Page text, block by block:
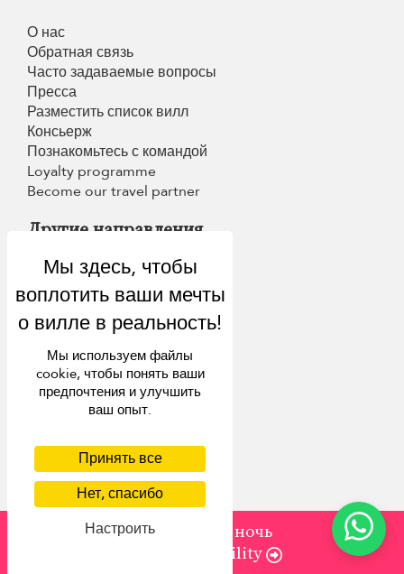
от232 USD
/ ночь
Check Availability
О нас
Обратная связь
Часто задаваемые вопросы
Пресса
Разместить список вилл
Консьерж
Познакомьтесь с командой
Loyalty programme
Become our travel partner
Другие направления
Виллы на Бали (Индонезия)
Виллы на Пхукете (Тайланд)
Виллы на Шри-Ланке
Виллы на Маврикии
Италия
Сент-Бартс
Villa Finder
Скидки в последнюю минуту
Путеводитель
Мы используем файлы
cookie, чтобы понять ваши
предпочтения и улучшить
ваш опыт.
Принять все
Нет, спасибо
Настроить